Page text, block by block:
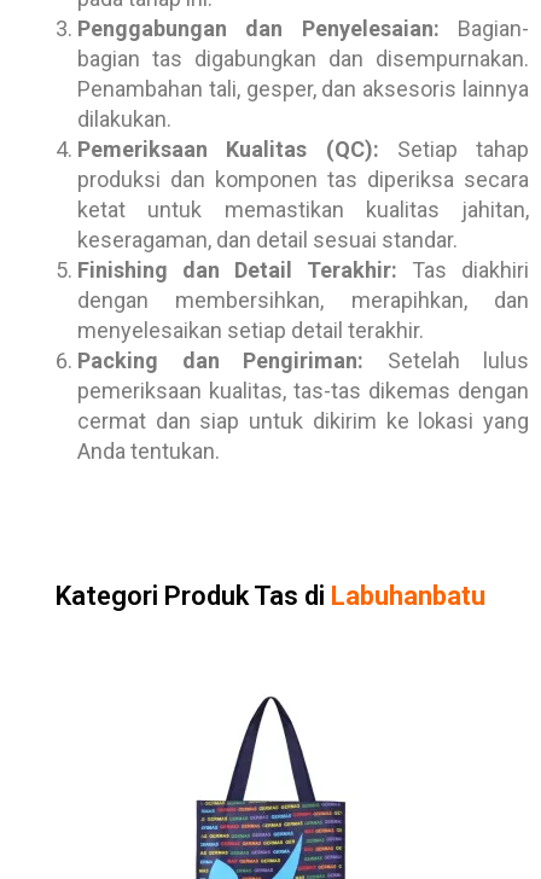
Penggabungan dan Penyelesaian: Bagian-
bagian tas digabungkan dan disempurnakan.
Penambahan tali, gesper, dan aksesoris lainnya
dilakukan.
Pemeriksaan Kualitas (QC): Setiap tahap
produksi dan komponen tas diperiksa secara
ketat untuk memastikan kualitas jahitan,
keseragaman, dan detail sesuai standar.
Finishing dan Detail Terakhir: Tas diakhiri
dengan membersihkan, merapihkan, dan
menyelesaikan setiap detail terakhir.
Packing dan Pengiriman: Setelah lulus
pemeriksaan kualitas, tas-tas dikemas dengan
cermat dan siap untuk dikirim ke lokasi yang
Anda tentukan.
Kategori Produk Tas di Labuhanbatu